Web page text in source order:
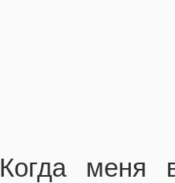
Когда меня